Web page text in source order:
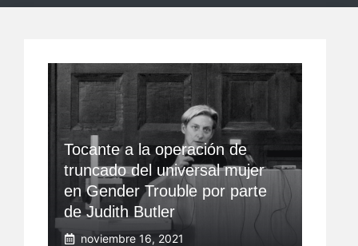
Tocante a la operación de
truncado del universal mujer
en Gender Trouble por parte
de Judith Butler
noviembre 16, 2021